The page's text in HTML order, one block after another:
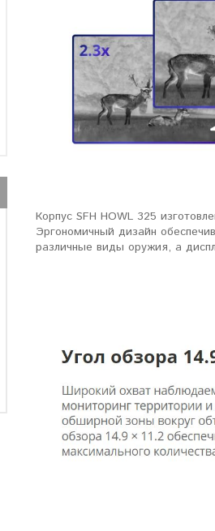
много, но спасибо консультантам,
помогли подобрать отличную и
не дорогую модель. Взял
монокуляр."
Виктор Жунов
г. Санкт-Петербург
Корпус SFH HOWL 325
Эргономичный дизайн
различные виды оружия, а